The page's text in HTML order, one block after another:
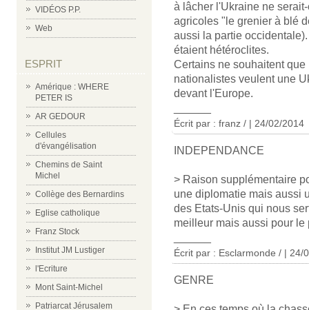
VIDÉOS P.P.
Web
ESPRIT
Amérique : WHERE
PETER IS
AR GEDOUR
Cellules
d'évangélisation
Chemins de Saint
Michel
Collège des Bernardins
Eglise catholique
Franz Stock
Institut JM Lustiger
l'Ecriture
Mont Saint-Michel
Patriarcat Jérusalem
à lâcher l'Ukraine ne
agricoles "le grenier à blé
aussi la partie
étaient hétéroclites.
Certains ne souhaitent
nationalistes veulent une
devant l'Europe.
Écrit par : franz / | 24/02/2014
INDEPENDANCE
> Raison supplémentaire
une diplomatie mais aussi
des Etats-Unis qui nous
meilleur mais aussi pour le
Écrit par : Esclarmonde / | 24/
GENRE